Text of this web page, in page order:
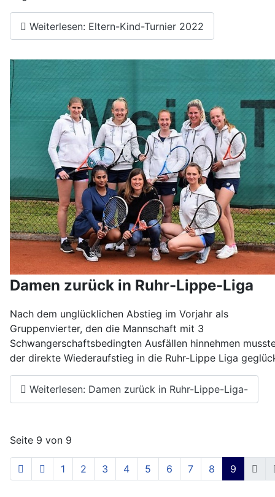
Weiterlesen: Eltern-Kind-Turnier 2022
Damen zurück in Ruhr-Lippe-Liga
Nach dem unglücklichen Abstieg im Vorjahr als
Gruppenvierter, den die Mannschaft mit 3
Schwangerschaftsbedingten Ausfällen hinnehmen
der direkte Wiederaufstieg in die Ruhr-Lippe Liga
Weiterlesen: Damen zurück in Ruhr-Lippe-Liga-
Seite 9 von 9
1 2 3 4 5 6 7 8 9